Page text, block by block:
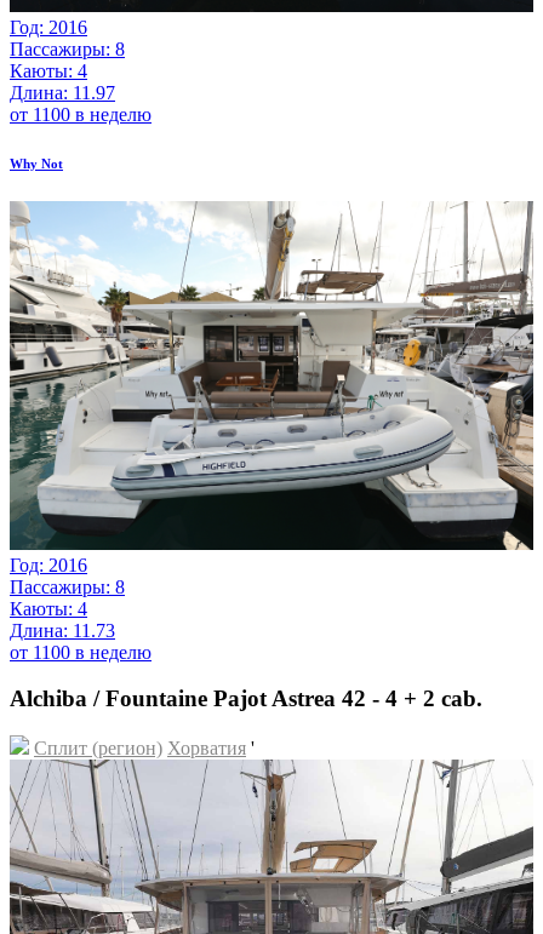
Год: 2016
Пассажиры: 8
Каюты: 4
Длина: 11.97
от 1100 в неделю
Why Not
Год: 2016
Пассажиры: 8
Каюты: 4
Длина: 11.73
от 1100 в неделю
Alchiba / Fountaine Pajot Astrea 42 - 4 + 2 cab.
Сплит (регион) Хорватия '